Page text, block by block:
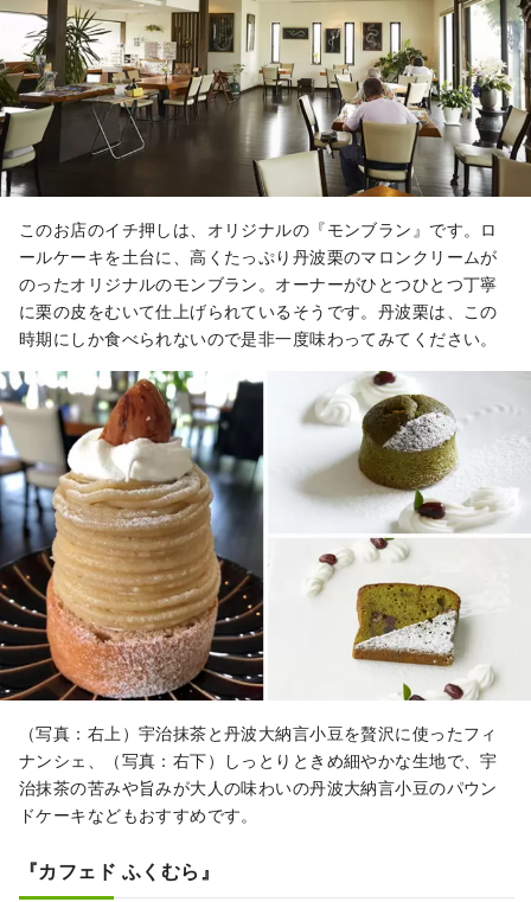
このお店のイチ押しは、オリジナルの『モンブラン』です。ロ
ールケーキを土台に、高くたっぷり丹波栗のマロンクリームが
のったオリジナルのモンブラン。オーナーがひとつひとつ丁寧
に栗の皮をむいて仕上げられているそうです。丹波栗は、この
時期にしか食べられないので是非一度味わってみてください。
（写真：右上）宇治抹茶と丹波大納言小豆を贅沢に使ったフィ
ナンシェ、（写真：右下）しっとりときめ細やかな生地で、宇
治抹茶の苦みや旨みが大人の味わいの丹波大納言小豆のパウン
ドケーキなどもおすすめです。
『カフェド ふくむら』